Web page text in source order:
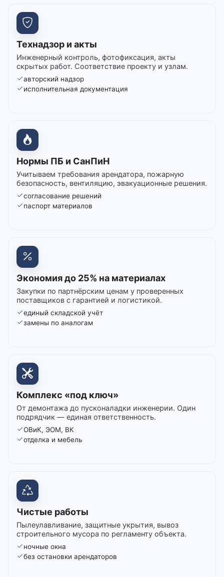
Технадзор и акты
Инженерный контроль, фотофиксация, акты
скрытых работ. Соответствие проекту и узлам.
авторский надзор
исполнительная документация
Нормы ПБ и СанПиН
Учитываем требования арендатора, пожарную
безопасность, вентиляцию, эвакуационные решения.
согласование решений
паспорт материалов
Экономия до 25% на материалах
Закупки по партнёрским ценам у проверенных
поставщиков с гарантией и логистикой.
единый складской учёт
замены по аналогам
Комплекс «под ключ»
От демонтажа до пусконаладки инженерии. Один
подрядчик — единая ответственность.
ОВиК, ЭОМ, ВК
отделка и мебель
Чистые работы
Пылеулавливание, защитные укрытия, вывоз
строительного мусора по регламенту объекта.
ночные окна
без остановки арендаторов